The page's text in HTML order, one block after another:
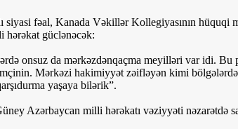
siyasi fəal, Kanada Vəkillər Kollegiyasının
hərəkat güclənəcək:
onsuz da mərkəzdənqaçma meyilləri var idi.
Mərkəzi hakimiyyət zəifləyən kimi
yaşaya bilərik”.
Azərbaycan milli hərəkatı vəziyyəti nəzarətdə